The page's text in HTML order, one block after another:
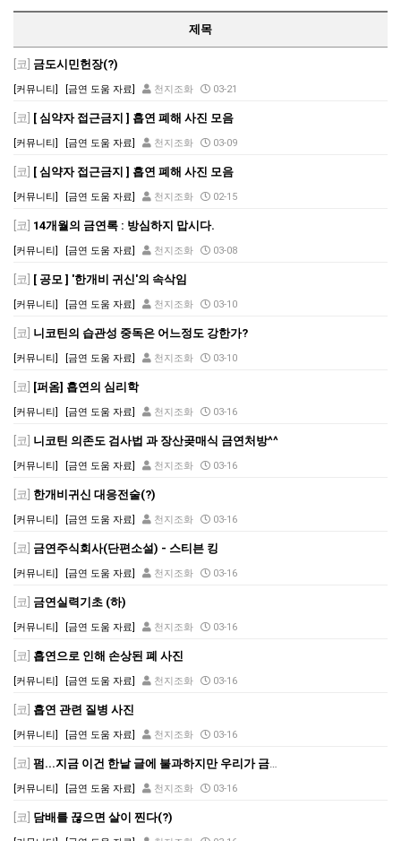
제목
[코] 금도시민헌장(?)
[커뮤니티] [금연 도움 자료] 천지조화 03-21
[코] [ 심약자 접근금지 ] 흡연 폐해 사진 모음
[커뮤니티] [금연 도움 자료] 천지조화 03-09
[코] [ 심약자 접근금지 ] 흡연 폐해 사진 모음
[커뮤니티] [금연 도움 자료] 천지조화 02-15
[코] 14개월의 금연록 : 방심하지 맙시다.
[커뮤니티] [금연 도움 자료] 천지조화 03-08
[코] [ 공모 ] '한개비 귀신'의 속삭임
[커뮤니티] [금연 도움 자료] 천지조화 03-10
[코] 니코틴의 습관성 중독은 어느정도 강한가?
[커뮤니티] [금연 도움 자료] 천지조화 03-10
[코] [퍼옴] 흡연의 심리학
[커뮤니티] [금연 도움 자료] 천지조화 03-16
[코] 니코틴 의존도 검사법 과 장산곶매식 금연처방^^
[커뮤니티] [금연 도움 자료] 천지조화 03-16
[코] 한개비귀신 대응전술(?)
[커뮤니티] [금연 도움 자료] 천지조화 03-16
[코] 금연주식회사(단편소설) - 스티븐 킹
[커뮤니티] [금연 도움 자료] 천지조화 03-16
[코] 금연실력기초 (하)
[커뮤니티] [금연 도움 자료] 천지조화 03-16
[코] 흡연으로 인해 손상된 폐 사진
[커뮤니티] [금연 도움 자료] 천지조화 03-16
[코] 흡연 관련 질병 사진
[커뮤니티] [금연 도움 자료] 천지조화 03-16
[코] 펌...지금 이건 한낱 글에 불과하지만 우리가 금연하지 않으면 언젠가 닥쳐야 할 일이기에..퍼옵니다.
[커뮤니티] [금연 도움 자료] 천지조화 03-16
[코] 담배를 끊으면 살이 찐다(?)